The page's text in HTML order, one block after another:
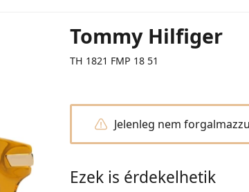
Tommy Hilfiger
TH 1821 FMP 18 51
Jelenleg nem
Ezek is érdekelhetik